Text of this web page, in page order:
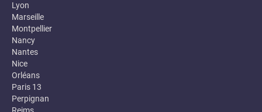
Lyon
Marseille
Montpellier
Nancy
Nantes
Nice
Orléans
Paris 13
Perpignan